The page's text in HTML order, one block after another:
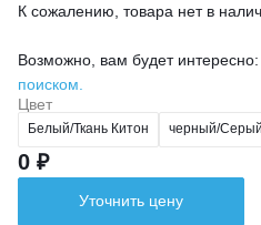
К сожалению, товара нет в
Возможно, вам будет
поиском.
Цвет
Белый/Ткань Китон черный/Серый
0 ₽
Уточнить цену